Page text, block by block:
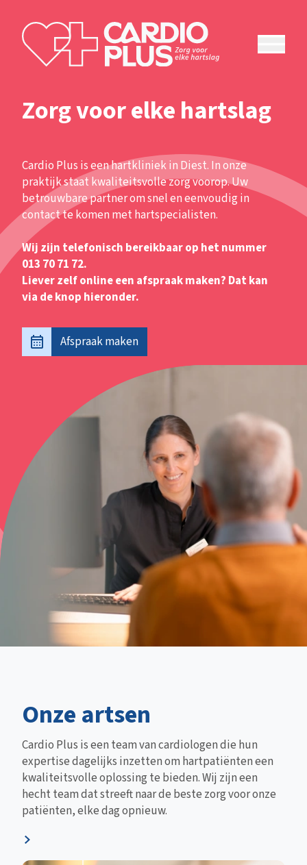
Zorg voor elke hartslag
Cardio Plus is een hartkliniek in Diest. In onze
praktijk staat kwaliteitsvolle zorg voorop. Uw
betrouwbare partner om snel en eenvoudig in
contact te komen met hartspecialisten.
Wij zijn telefonisch bereikbaar op het nummer
013 70 71 72.
Liever zelf online een afspraak maken? Dat kan
via de knop hieronder.
Afspraak maken
Onze artsen
Cardio Plus is een team van cardiologen die hun
expertise dagelijks inzetten om hartpatiënten een
kwaliteitsvolle oplossing te bieden. Wij zijn een
hecht team dat streeft naar de beste zorg voor onze
patiënten, elke dag opnieuw.